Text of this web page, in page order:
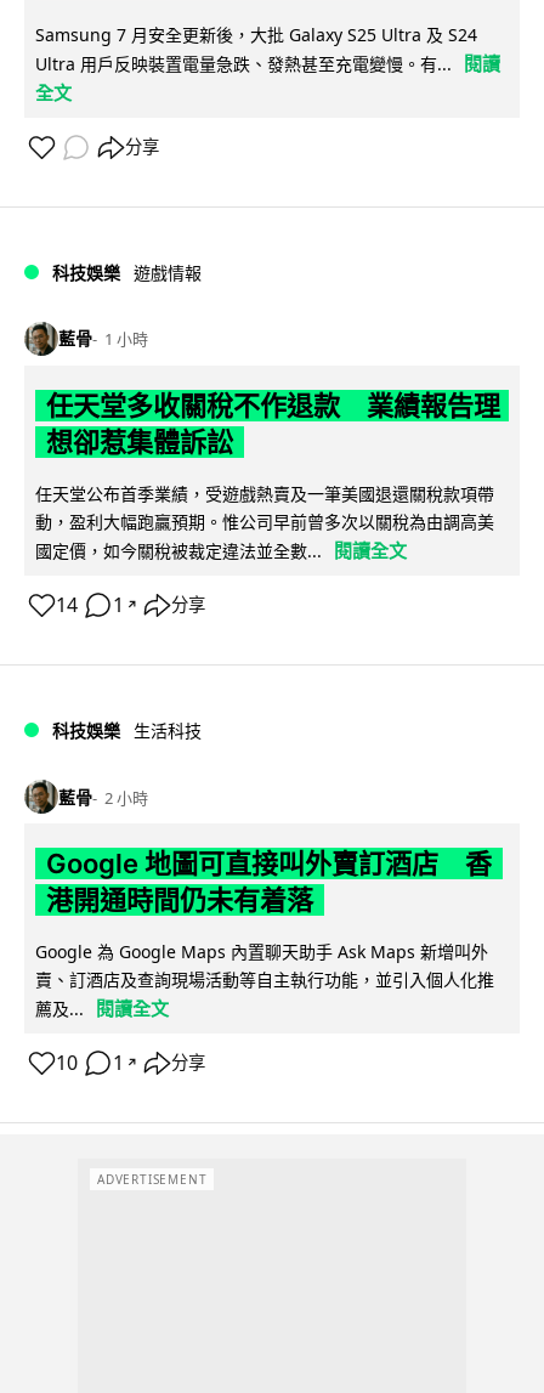
Samsung 7 月安全更新後，大批 Galaxy S25 Ultra 及 S24
Ultra 用戶反映裝置電量急跌、發熱甚至充電變慢。有...
閱讀
全文
分享
科技娛樂 遊戲情報
藍骨 1 小時
任天堂多收關稅不作退款 業績報告理
想卻惹集體訴訟
任天堂公布首季業績，受遊戲熱賣及一筆美國退還關稅款項帶
動，盈利大幅跑贏預期。惟公司早前曾多次以關稅為由調高美
國定價，如今關稅被裁定違法並全數...
閱讀全文
14 1 ↗ 分享
科技娛樂 生活科技
藍骨 2 小時
Google 地圖可直接叫外賣訂酒店 香
港開通時間仍未有着落
Google 為 Google Maps 內置聊天助手 Ask Maps 新增叫外
賣、訂酒店及查詢現場活動等自主執行功能，並引入個人化推
薦及...
閱讀全文
10 1 ↗ 分享
ADVERTISEMENT